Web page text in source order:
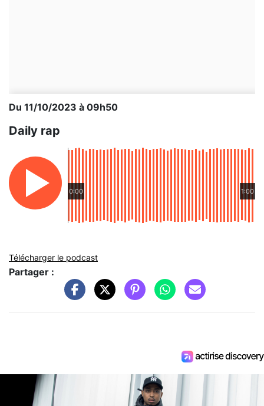
Du 11/10/2023 à 09h50
Daily rap
0:00 1:00
Télécharger le podcast
Partager :